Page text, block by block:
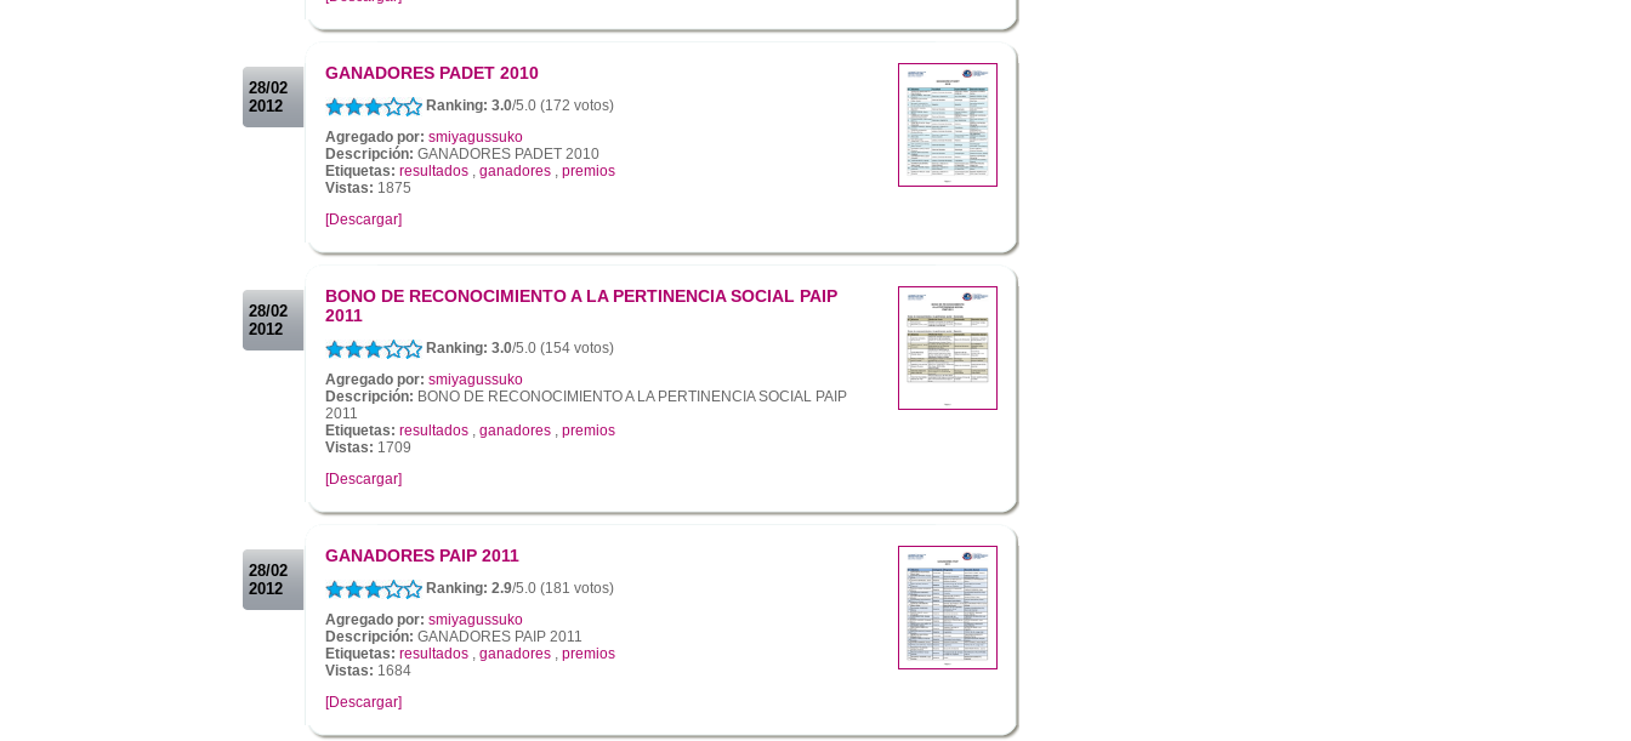
28/02
2012
GANADORES PADET 2010
Ranking: 3.0/5.0 (172 votos)
Agregado por: smiyagussuko
Descripción: GANADORES PADET 2010
Etiquetas: resultados , ganadores , premios
Vistas: 1875
[Descargar]
28/02
2012
BONO DE RECONOCIMIENTO A LA PERTINENCIA SOCIAL PAIP
2011
Ranking: 3.0/5.0 (154 votos)
Agregado por: smiyagussuko
Descripción: BONO DE RECONOCIMIENTO A LA PERTINENCIA SOCIAL PAIP
2011
Etiquetas: resultados , ganadores , premios
Vistas: 1709
[Descargar]
28/02
2012
GANADORES PAIP 2011
Ranking: 2.9/5.0 (181 votos)
Agregado por: smiyagussuko
Descripción: GANADORES PAIP 2011
Etiquetas: resultados , ganadores , premios
Vistas: 1684
[Descargar]